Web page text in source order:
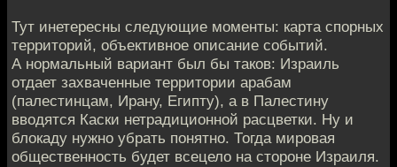
Тут инетересны следующие моменты: карта спорных
территорий, объективное описание событий.
А нормальный вариант был бы таков: Израиль
отдает захваченные территории арабам
(палестинцам, Ирану, Египту), а в Палестину
вводятся Каски нетрадиционной расцветки. Ну и
блокаду нужно убрать понятно. Тогда мировая
общественность будет всецело на стороне Израиля.